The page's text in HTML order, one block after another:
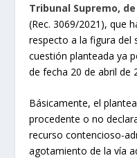
Tribunal Supremo,
(Rec. 3069/2021), que
respecto a la figura del
cuestión planteada ya
de fecha 20 de abril de
Básicamente, el
procedente o no
recurso contencioso-
agotamiento de la vía